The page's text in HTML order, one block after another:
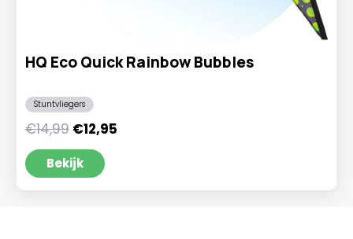
HQ Eco Quick Rainbow Bubbles
Stuntvliegers
€14,99 Oorspronkelijke
prijs
was:
€14,99.
€12,95Huidige
Bekijk